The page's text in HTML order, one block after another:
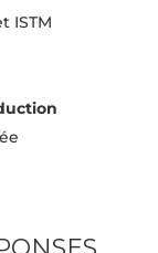
ISTM